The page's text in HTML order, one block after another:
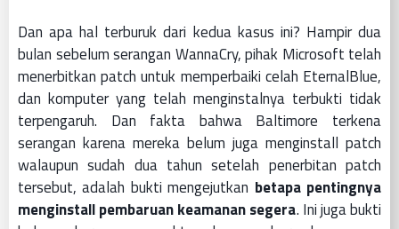
Dan apa hal terburuk dari kedua kasus ini? Hampir dua
bulan sebelum serangan WannaCry, pihak Microsoft telah
menerbitkan patch untuk memperbaiki celah EternalBlue,
dan komputer yang telah menginstalnya terbukti tidak
terpengaruh. Dan fakta bahwa Baltimore terkena
serangan karena mereka belum juga menginstall patch
walaupun sudah dua tahun setelah penerbitan patch
tersebut, adalah bukti mengejutkan betapa pentingnya
menginstall pembaruan keamanan segera. Ini juga bukti